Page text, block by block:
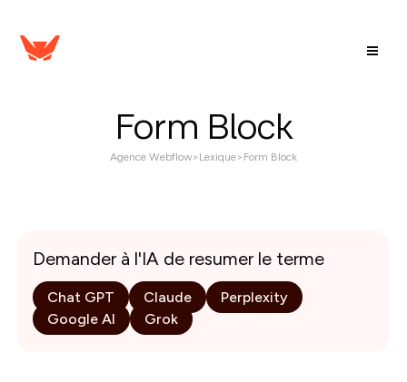
Form Block
Agence Webflow> Lexique> Form Block
Demander à l'IA de resumer le terme
Chat GPT Claude
Perplexity
Google AI
Grok